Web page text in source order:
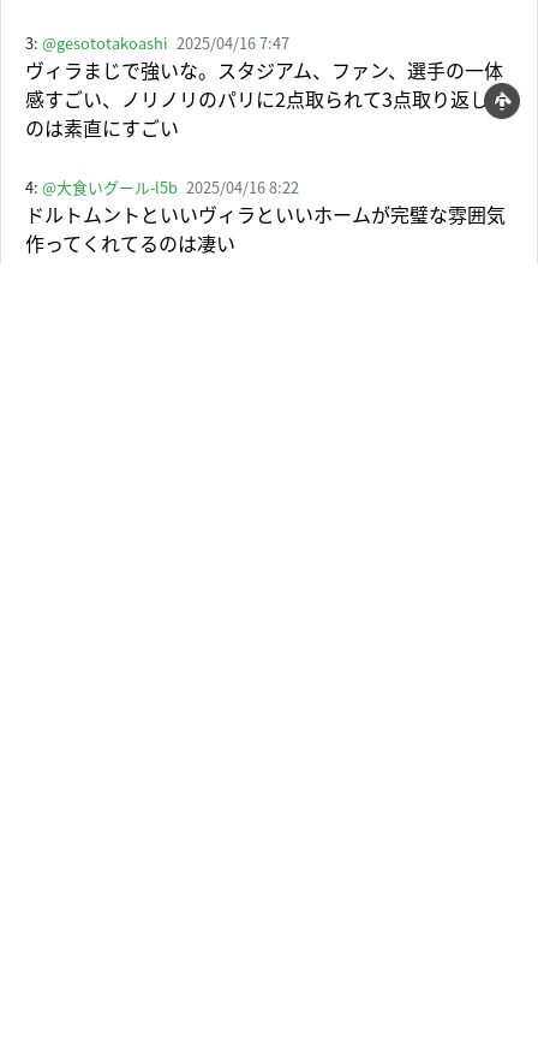
3: @gesototakoashi 2025/04/16 7:47
ヴィラまじで強いな。スタジアム、ファン、選手の一体
感すごい、ノリノリのパリに2点取られて3点取り返した
のは素直にすごい
4: @大食いグール-l5b 2025/04/16 8:22
ドルトムントといいヴィラといいホームが完璧な雰囲気
作ってくれてるのは凄い